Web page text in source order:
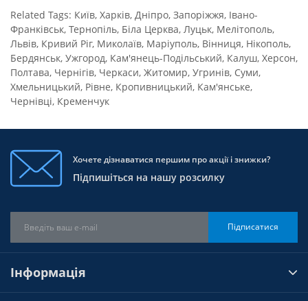
Related Tags: Київ, Харків, Дніпро, Запоріжжя, Івано-
Франківськ, Тернопіль, Біла Церква, Луцьк, Мелітополь,
Львів, Кривий Ріг, Миколаїв, Маріуполь, Вінниця, Нікополь,
Бердянськ, Ужгород, Кам'янець-Подільський, Калуш, Херсон,
Полтава, Чернігів, Черкаси, Житомир, Угринів, Суми,
Хмельницький, Рівне, Кропивницький, Кам'янське,
Чернівці, Кременчук
Хочете дізнаватися першим про акції і знижки?
Підпишіться на нашу розсилку
Підписатися
Інформація